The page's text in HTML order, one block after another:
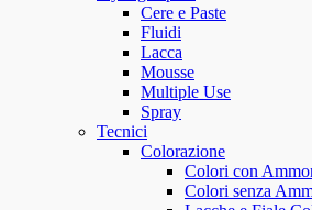
Cere e Paste
Fluidi
Lacca
Mousse
Multiple Use
Spray
Tecnici
Colorazione
Colori con
Colori senza